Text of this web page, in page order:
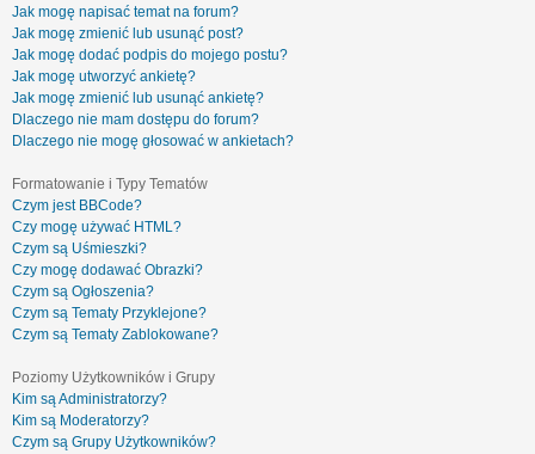
Jak mogę napisać temat na forum?
Jak mogę zmienić lub usunąć post?
Jak mogę dodać podpis do mojego postu?
Jak mogę utworzyć ankietę?
Jak mogę zmienić lub usunąć ankietę?
Dlaczego nie mam dostępu do forum?
Dlaczego nie mogę głosować w ankietach?
Formatowanie i Typy Tematów
Czym jest BBCode?
Czy mogę używać HTML?
Czym są Uśmieszki?
Czy mogę dodawać Obrazki?
Czym są Ogłoszenia?
Czym są Tematy Przyklejone?
Czym są Tematy Zablokowane?
Poziomy Użytkowników i Grupy
Kim są Administratorzy?
Kim są Moderatorzy?
Czym są Grupy Użytkowników?